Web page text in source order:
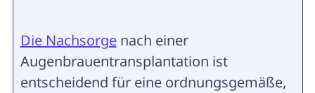
Die Nachsorgenach einer
Augenbrauentransplantation ist
entscheidend für eine ordnungsgemäße,